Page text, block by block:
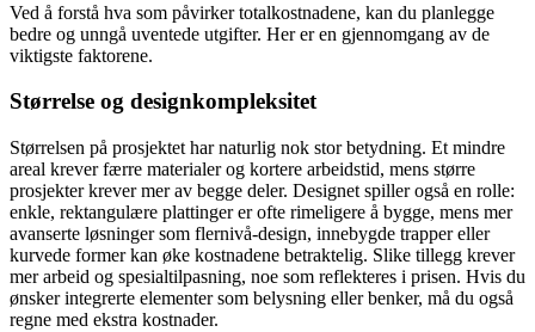
Ved å forstå hva som påvirker totalkostnadene, kan du planlegge
bedre og unngå uventede utgifter. Her er en gjennomgang av de
viktigste faktorene.
Størrelse og designkompleksitet
Størrelsen på prosjektet har naturlig nok stor betydning. Et mindre
areal krever færre materialer og kortere arbeidstid, mens større
prosjekter krever mer av begge deler. Designet spiller også en rolle:
enkle, rektangulære plattinger er ofte rimeligere å bygge, mens mer
avanserte løsninger som flernivå-design, innebygde trapper eller
kurvede former kan øke kostnadene betraktelig. Slike tillegg krever
mer arbeid og spesialtilpasning, noe som reflekteres i prisen. Hvis du
ønsker integrerte elementer som belysning eller benker, må du også
regne med ekstra kostnader.